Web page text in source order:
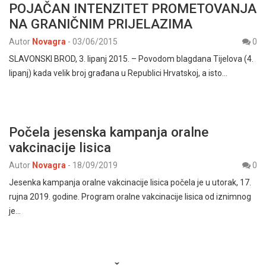
POJAČAN INTENZITET PROMETOVANJA
NA GRANIČNIM PRIJELAZIMA
Autor Novagra - 03/06/2015
0
SLAVONSKI BROD, 3. lipanj 2015. – Povodom blagdana Tijelova (4.
lipanj) kada velik broj građana u Republici Hrvatskoj, a isto…
Počela jesenska kampanja oralne
vakcinacije lisica
Autor Novagra - 18/09/2019
0
Jesenka kampanja oralne vakcinacije lisica počela je u utorak, 17.
rujna 2019. godine. Program oralne vakcinacije lisica od iznimnog
je…